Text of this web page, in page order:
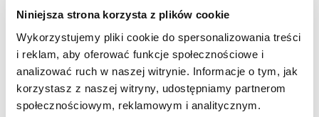
Niniejsza strona korzysta z plików cookie
Wykorzystujemy pliki cookie do spersonalizowania treści
i reklam, aby oferować funkcje społecznościowe i
analizować ruch w naszej witrynie. Informacje o tym, jak
korzystasz z naszej witryny, udostępniamy partnerom
społecznościowym, reklamowym i analitycznym.
sytuacji, gdy u pacjenta występują takie stany lub choroby
jak:
padaczkalub napady drgawkowe (obecnie lub w
przeszłości);
cukrzyca
epizody maniakalne;